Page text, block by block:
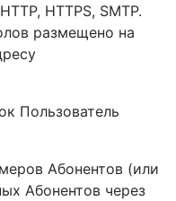
HTTPS, SMTP.
размещено на
Пользователь
Абонентов (или
Абонентов через